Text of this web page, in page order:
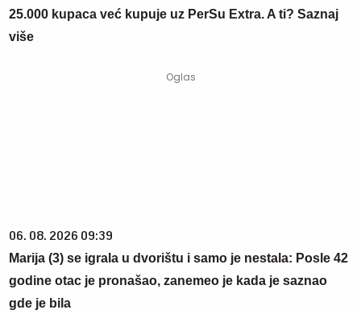
25.000 kupaca već kupuje uz PerSu Extra. A ti? Saznaj
više
06. 08. 2026 09:39
Marija (3) se igrala u dvorištu i samo je nestala: Posle 42
godine otac je pronašao, zanemeo je kada je saznao
gde je bila